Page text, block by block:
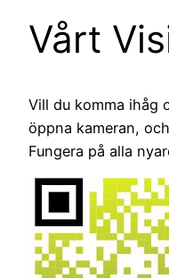
Vårt
Vill du komma ihåg
öppna kameran,
Fungera på alla